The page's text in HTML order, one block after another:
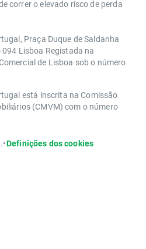
correr o elevado risco de perda
Praça Duque de Saldanha
Lisboa Registada na
de Lisboa sob o número
está inscrita na Comissão
(CMVM) com o número
•Definições dos cookies